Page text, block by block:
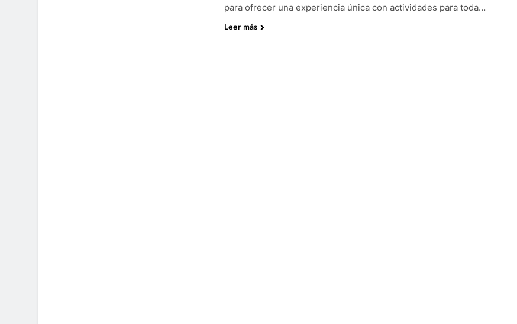
para ofrecer una experiencia única con actividades para toda…
Leer más